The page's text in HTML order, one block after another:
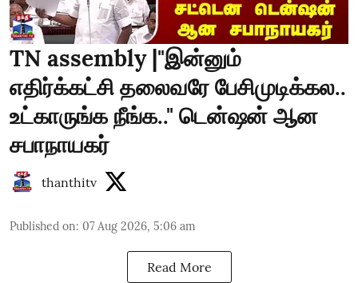
TN assembly |"இன்னும்
எதிர்க்கட்சி தலைவரே பேசிமுடிக்கல..
உட்காருங்க நீங்க.." டென்ஷன் ஆன
சபாநாயகர்
thanthitv
Published on: 07 Aug 2026, 5:06 am
Read More